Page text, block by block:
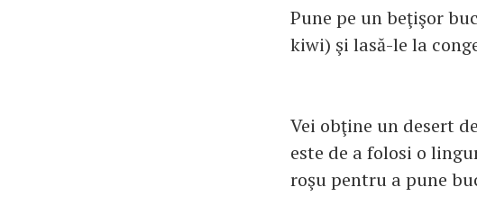
Pune pe un beţişor
kiwi) şi lasă-le la
Vei obţine un desert
este de a folosi o
roşu pentru a pune